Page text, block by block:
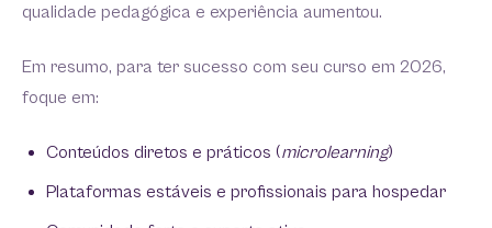
qualidade pedagógica e experiência aumentou.
Em resumo, para ter sucesso com seu curso em 2026,
foque em:
Conteúdos diretos e práticos (microlearning)
Plataformas estáveis e profissionais para hospedar